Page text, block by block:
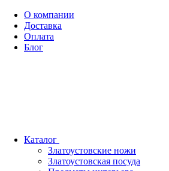
О компании
Доставка
Оплата
Блог
Каталог
Златоустовские ножи
Златоустовская посуда